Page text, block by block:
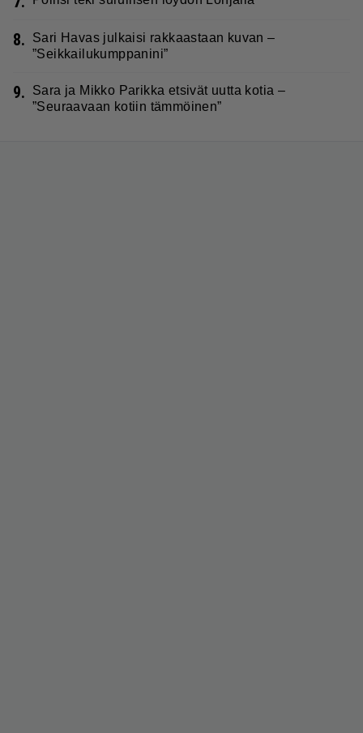
8.
Sari Havas julkaisi rakkaastaan kuvan –
”Seikkailukumppanini”
9.
Sara ja Mikko Parikka etsivät uutta kotia –
”Seuraavaan kotiin tämmöinen”